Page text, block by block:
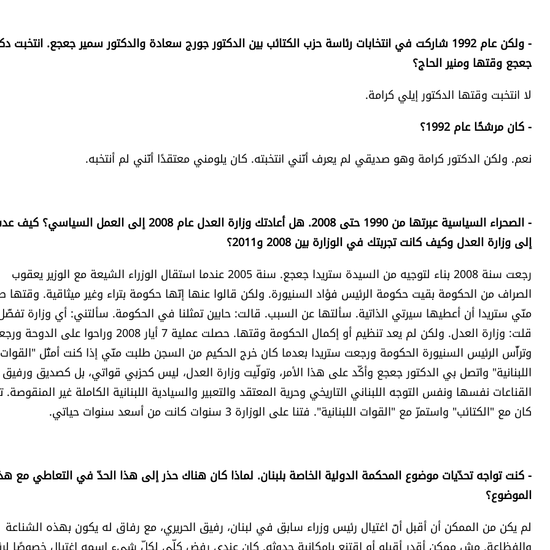
- ولكن عام 1992 شاركت في انتخابات رئاسة حزب الكتائب بين الدكتور جورج سعادة والدكتور سمير جعجع. انتخبت
جعجع وقتها ومنير الحاج؟
لا انتخبت وقتها الدكتور إيلي كرامة.
- كان مرشحًا عام 1992؟
نعم. ولكن الدكتور كرامة وهو صديقي لم يعرف أنّني انتخبته. كان يلومني معتقدًا أنّني لم أنتخبه.
- الصحراء السياسية عبرتها من 1990 حتى 2008. هل أعادتك وزارة العدل عام 2008 إلى العمل السياسي؟
إلى وزارة العدل وكيف كانت تجربتك في الوزارة بين 2008 و2011؟
رجعت سنة 2008 بناء لتوجيه من السيدة ستريدا جعجع. سنة 2005 عندما استقال الوزراء الشيعة مع الوزير يعقوب
الصراف من الحكومة بقيت حكومة الرئيس فؤاد السنيورة. ولكن قالوا عنها إنّها حكومة بتراء وغير ميثاقية. وقتها
منّي ستريدا أن أعطيها سيرتي الذاتية. سألتها عن السبب. قالت: حابين تمثلنا في الحكومة. سألتني: أي وزارة
قلت: وزارة العدل. ولكن لم يعد تنظيم أو إكمال الحكومة وقتها. حصلت عملية 7 أيار 2008 وراحوا على
وترأّس الرئيس السنيورة الحكومة ورجعت ستريدا بعدما كان خرج الحكيم من السجن طلبت منّي إذا كنت أمثّل "القوات
اللبنانية" واتصل بي الدكتور جعجع وأكّد على هذا الأمر، وتولّيت وزارة العدل، ليس كحزبي قواتي، بل كصديق
القناعات نفسها ونفس التوجه اللبناني التاريخي وحرية المعتقد والتعبير والسيادية اللبنانية الكاملة غير المنقوصة.
كان مع "الكتائب" واستمرّ مع "القوات اللبنانية". فتنا على الوزارة 3 سنوات كانت من أسعد سنوات حياتي.
- كنت تواجه تحدّيات موضوع المحكمة الدولية الخاصة بلبنان. لماذا كان هناك حذر إلى هذا الحدّ في التعاطي مع
الموضوع؟
لم يكن من الممكن أن أقبل أنّ اغتيال رئيس وزراء سابق في لبنان، رفيق الحريري، مع رفاق له يكون بهذه الشناعة